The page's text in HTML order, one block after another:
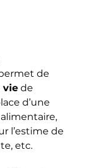
de
vie de
d’une
l’estime de
etc.